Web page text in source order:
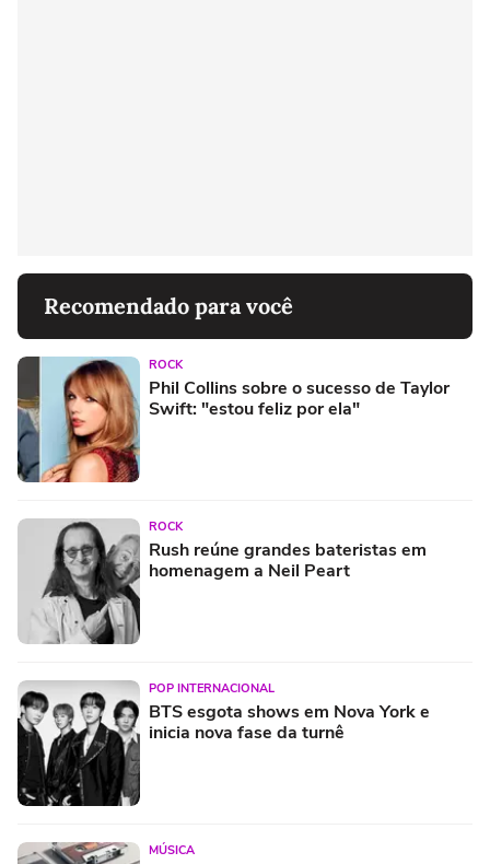
Recomendado para você
ROCK
Phil Collins sobre o sucesso de Taylor
Swift: "estou feliz por ela"
ROCK
Rush reúne grandes bateristas em
homenagem a Neil Peart
POP INTERNACIONAL
BTS esgota shows em Nova York e
inicia nova fase da turnê
MÚSICA